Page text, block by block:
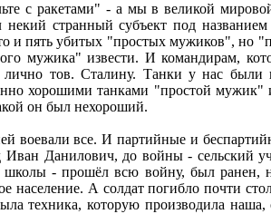
с ракетами" - а мы в великой
некий странный субъект под
и пять убитых "простых мужиков",
мужика" извести. И командирам,
тов. Сталину. Танки у нас
хорошими танками "простой
он был нехороший.
воевали все. И партийные и
Иван Данилович, до войны - сельский
- прошёл всю войну, был
население. А солдат погибло почти
техника, которую производила